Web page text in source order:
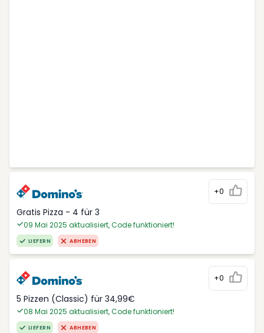
+0
Gratis Pizza - 4 für 3
09 Mai 2025 aktualisiert, Code funktioniert!
LIEFERN ABHEBEN
+0
5 Pizzen (Classic) für 34,99€
08 Mai 2025 aktualisiert, Code funktioniert!
LIEFERN ABHEBEN